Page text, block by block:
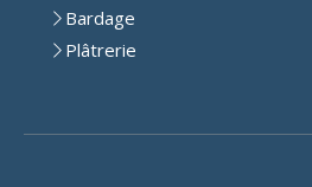
Bardage
Plâtrerie